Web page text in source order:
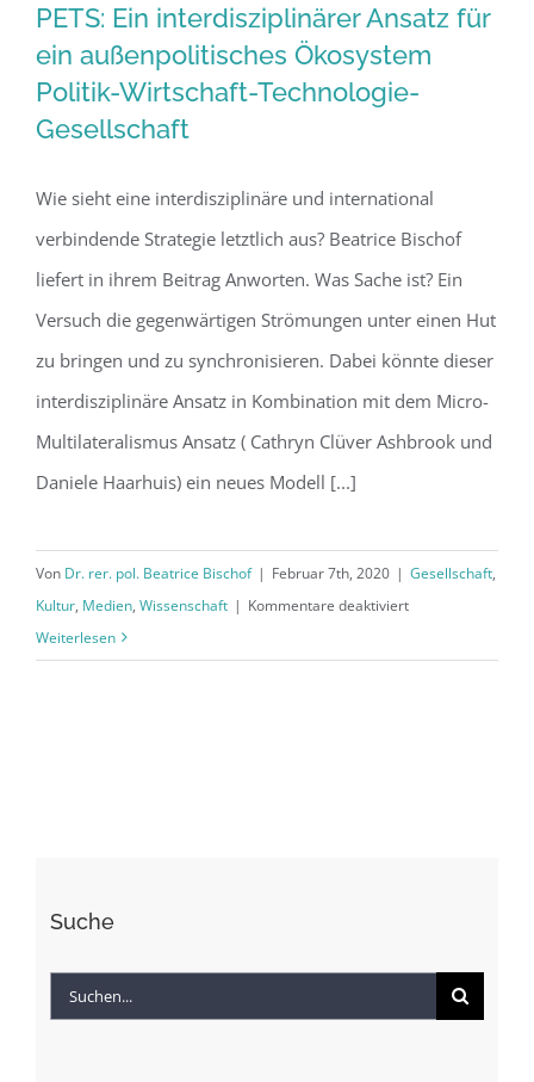
PETS: Ein interdisziplinärer Ansatz für
ein außenpolitisches Ökosystem
PETS: Ein interdisziplinärer Ansatz für
ein außenpolitisches Ökosystem
Politik-Wirtschaft-Technologie-
Gesellschaft
Wie sieht eine interdisziplinäre und international
verbindende Strategie letztlich aus? Beatrice Bischof
liefert in ihrem Beitrag Anworten. Was Sache ist? Ein
Versuch die gegenwärtigen Strömungen unter einen Hut
zu bringen und zu synchronisieren. Dabei könnte dieser
interdisziplinäre Ansatz in Kombination mit dem Micro-
Multilateralismus Ansatz ( Cathryn Clüver Ashbrook und
Daniele Haarhuis) ein neues Modell [...]
Von Dr. rer. pol. Beatrice Bischof | Februar 7th, 2020 | Gesellschaft,
Kultur, Medien, Wissenschaft | Kommentare deaktiviertfür
Gesellschaft
Weiterlesen
Suche
Suche